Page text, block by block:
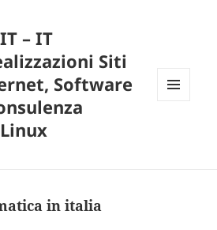
– IT
Siti
Software
in italia